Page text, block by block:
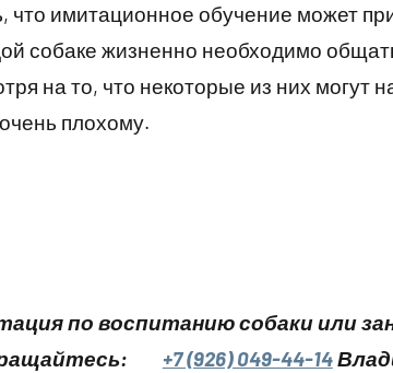
что имитационное обучение может
собаке жизненно необходимо
на то, что некоторые из них могут
плохому.
по воспитанию собаки или
+7 (926) 049-44-14